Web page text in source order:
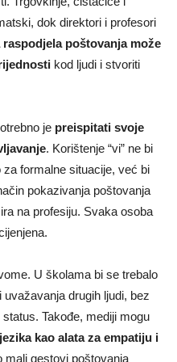
dok direktori i profesori
raspodjela poštovanja može
kod ljudi i stvoriti
je preispitati svoje
. Korištenje “vi” ne bi
formalne situacije, već bi
pokazivanja poštovanja
na profesiju. Svaka osoba
U školama bi se trebalo
drugih ljudi, bez
Takođe, mediji mogu
kao alata za empatiju i
mali gestovi poštovanja